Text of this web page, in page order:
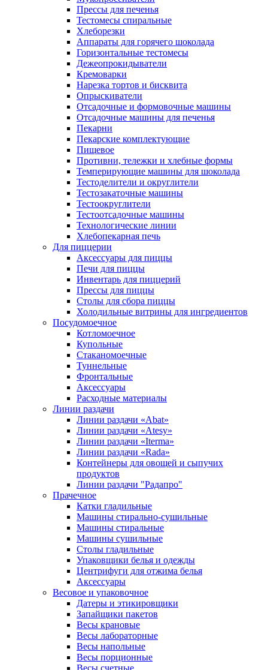
Прессы для печенья
Тестомесы спиральные
Хлеборезки
Аппараты для горячего шоколада
Горизонтальные тестомесы
Дежеопрокидыватели
Кремоварки
Нарезка тортов и бисквита
Опрыскиватели
Отсадочные и формовочные машины
Отсадочные машины для печенья
Пекарни
Пекарские комплектующие
Пищевое
Противни, тележки и хлебные формы
Темперирующие машины для шоколада
Тестоделители и округлители
Тестозакаточные машины
Тестоокруглители
Тестоотсадочные машины
Технологические линии
Хлебопекарная печь
Для пиццерии
Аксессуары для пиццы
Печи для пиццы
Инвентарь для пиццерий
Прессы для пиццы
Столы для сбора пиццы
Холодильные витрины для ингредиентов
Посудомоечное
Котломоечное
Купольные
Стаканомоечные
Туннельные
Фронтальные
Аксессуары
Расходные материалы
Линии раздачи
Линии раздачи «Abat»
Линии раздачи «Atesy»
Линии раздачи «Iterma»
Линии раздачи «Rada»
Контейнеры для овощей и сыпучих
продуктов
Линии раздачи "Радапро"
Прачечное
Катки гладильные
Машины стирально-сушильные
Машины стиральные
Машины сушильные
Столы гладильные
Упаковщики белья и одежды
Центрифуги для отжима белья
Аксессуары
Весовое и упаковочное
Датеры и этикировщики
Запайщики пакетов
Весы крановые
Весы лабораторные
Весы напольные
Весы порционные
Весы счетные